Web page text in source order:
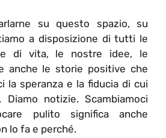
su questo spazio, su
a disposizione di tutti le
di vita, le nostre idee, le
anche le storie positive che
la speranza e la fiducia di cui
Diamo notizie. Scambiamoci
pulito significa anche
lo fa e perché.